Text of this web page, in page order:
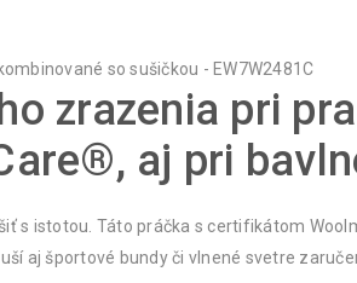
zrazenia pri
aj pri
s istotou. Táto práčka s certifikátom
aj športové bundy či vlnené svetre